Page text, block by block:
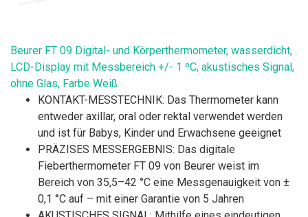
Beurer FT 09 Digital- und Körperthermometer, wasserdicht,
LCD-Display mit Messbereich +/- 1 ºC, akustisches Signal,
ohne Glas, Farbe Weiß
KONTAKT-MESSTECHNIK: Das Thermometer kann
entweder axillar, oral oder rektal verwendet werden
und ist für Babys, Kinder und Erwachsene geeignet
PRÄZISES MESSERGEBNIS: Das digitale
Fieberthermometer FT 09 von Beurer weist im
Bereich von 35,5–42 °C eine Messgenauigkeit von ±
0,1 °C auf – mit einer Garantie von 5 Jahren